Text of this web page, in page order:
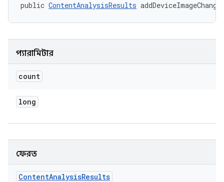
public ContentAnalysisResults
প্যারামিটার
count
long
ফেরত
ContentAnalysisResults